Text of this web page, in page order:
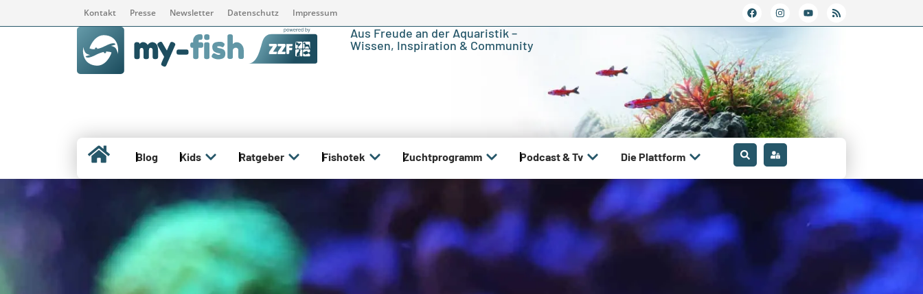
Kontakt Presse Newsletter Datenschutz Impressum
Aus Freude an der Aquaristik –
Wissen, Inspiration & Community
Blog Kids Ratgeber Fishotek Zuchtprogramm Podcast & Tv Die Plattform